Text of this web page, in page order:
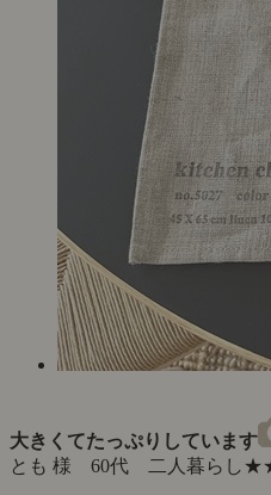
大きくてたっぷりしています
とも 様 60代 二人暮らし